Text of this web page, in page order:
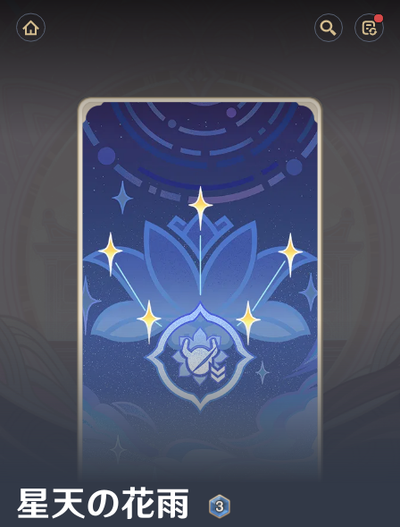
星天の花雨